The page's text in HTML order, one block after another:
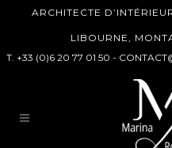
ARCHITECTE
LIBOURNE,
T. +33 (0)6 20 77 01 50 -